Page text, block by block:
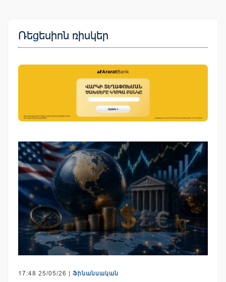
Ռեցեսիոն ռիսկեր
17:48 25/05/26 | Ֆինանսական